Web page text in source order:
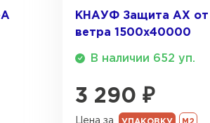
КНАУФ Защита AX от
ветра 1500х40000
В наличии 652 уп.
3 290 ₽
Цена за